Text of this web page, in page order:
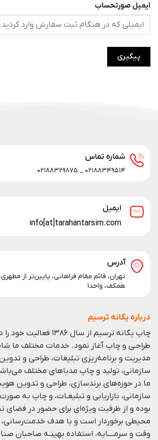
ایمیل صورتحساب
پیگیری
شماره تماس
۰۲۱۸۸۳۴۹۵۱۴ _ ۰۲۱۸۸۳۲۹۸۷۵
ایمیل
info[at]tarahantarsim.com
آدرس
همکف، واحد۱
درباره یگانه ترسیم
چاپ یگانه ترسیم از سال
طراحـی و چاپ آغاز نمود. خدمات مختلف ما
مدیریت و برنامه‌ریزی تبلیغات، طراحی و
سازمانی، تولید و چاپ مدیا‌های مختلف
ما در حوزه‌های برندسازی، طراحی و تدوین
سازمانی، بازاریابی و تبلیغـات، و چاپ به
بوده و از ظرفيت ويژه‌ای برای حضور در فضای
محيطی برخوردار است و با هدف خدمت‌رسانی،
وقت و سرمــــايه، استفاده بهينـه صاحبان